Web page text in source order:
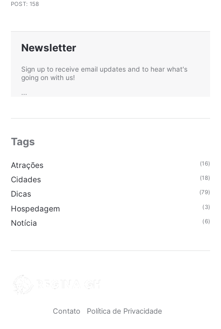
POST: 158
Newsletter
Sign up to receive email updates and to hear what's
going on with us!
...
Tags
Atrações (16)
Cidades (18)
Dicas (79)
Hospedagem (3)
Notícia (6)
Contato Política de Privacidade